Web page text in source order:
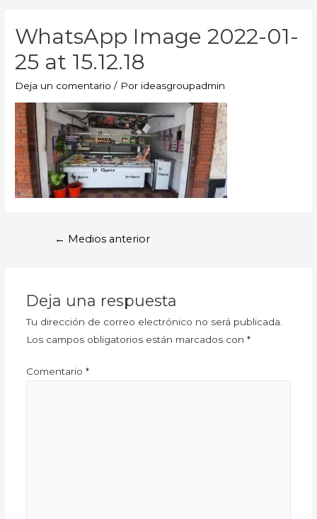
WhatsApp Image 2022-01-
25 at 15.12.18
Deja un comentario / Por ideasgroupadmin
← Medios anterior
Deja una respuesta
Tu dirección de correo electrónico no será publicada.
Los campos obligatorios están marcados con *
Comentario *